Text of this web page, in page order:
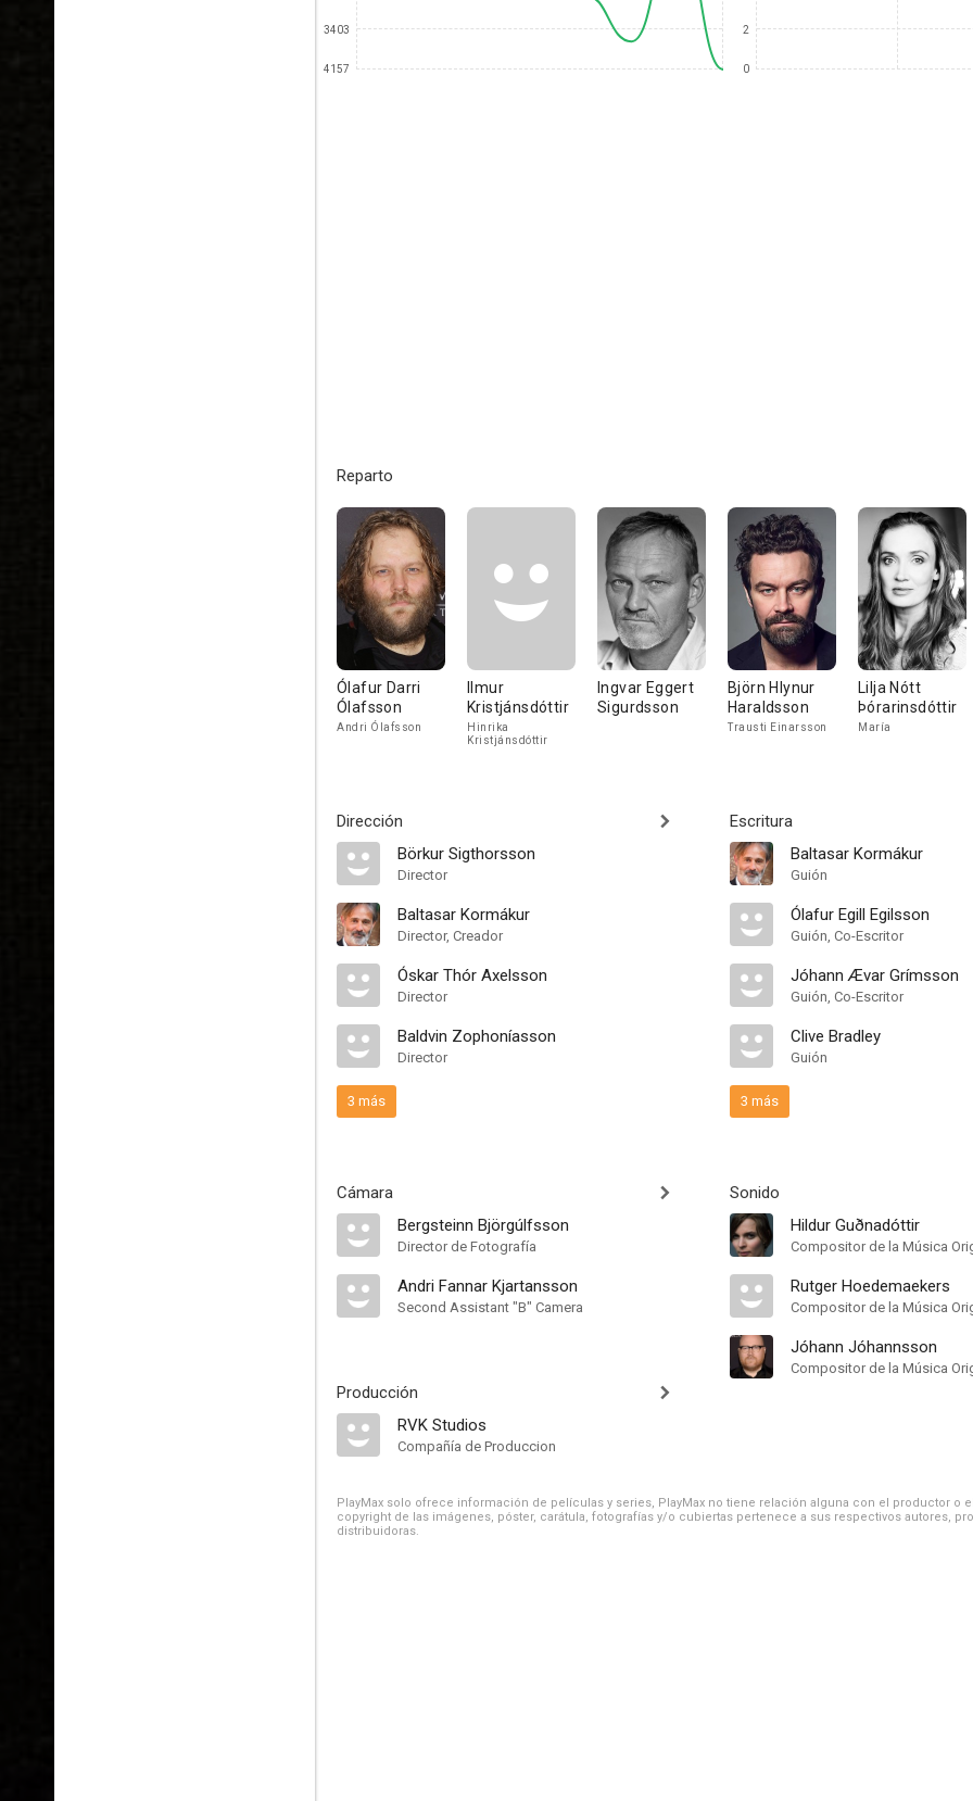
3403
4157
2
0
Reparto
Ólafur Darri
Ólafsson
Andri Ólafsson
Ilmur
Kristjánsdóttir
Hinrika
Kristjánsdóttir
Ingvar Eggert
Sigurdsson
Björn Hlynur
Haraldsson
Trausti Einarsson
Lilja Nótt
Þórarinsdóttir
María
Dirección
Börkur Sigthorsson
Director
Baltasar Kormákur
Director, Creador
Óskar Thór Axelsson
Director
Baldvin Zophoníasson
Director
3 más
Cámara
Bergsteinn Björgúlfsson
Director de Fotografía
Andri Fannar Kjartansson
Second Assistant "B" Camera
Producción
RVK Studios
Compañía de Produccion
Escritura
Baltasar Kormákur
Guión
Ólafur Egill Egilsson
Guión, Co-Escritor
Jóhann Ævar Grímsson
Guión, Co-Escritor
Clive Bradley
Guión
3 más
Sonido
Hildur Guðnadóttir
Compositor de la Música
Rutger Hoedemaekers
Compositor de la Música
Jóhann Jóhannsson
Compositor de la Música
PlayMax solo ofrece información de películas y series, PlayMax no tiene relación alguna con el productor o
copyright de las imágenes, póster, carátula, fotografías y/o cubiertas pertenece a sus respectivos autores,
distribuidoras.